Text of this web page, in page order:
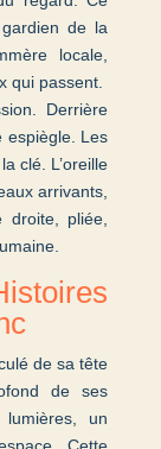
gardien de la
locale,
qui passent.
Derrière
espiègle. Les
clé. L’oreille
arrivants,
droite, pliée,
de sa tête
de ses
un